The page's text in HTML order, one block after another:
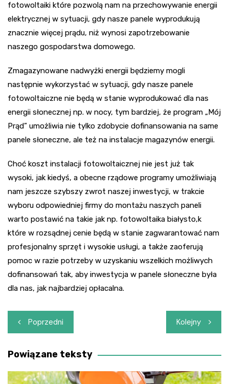
fotowoltaiki które pozwolą nam na przechowywanie energii
elektrycznej w sytuacji, gdy nasze panele wyprodukują
znacznie więcej prądu, niż wynosi zapotrzebowanie
naszego gospodarstwa domowego.
Zmagazynowane nadwyżki energii będziemy mogli
następnie wykorzystać w sytuacji, gdy nasze panele
fotowoltaiczne nie będą w stanie wyprodukować dla nas
energii słonecznej np. w nocy, tym bardziej, że program „Mój
Prąd” umożliwia nie tylko zdobycie dofinansowania na same
panele słoneczne, ale też na instalacje magazynów energii.
Choć koszt instalacji fotowoltaicznej nie jest już tak
wysoki, jak kiedyś, a obecne rządowe programy umożliwiają
nam jeszcze szybszy zwrot naszej inwestycji, w trakcie
wyboru odpowiedniej firmy do montażu naszych paneli
warto postawić na takie jak np. fotowoltaika białysto,k
które w rozsądnej cenie będą w stanie zagwarantować nam
profesjonalny sprzęt i wysokie usługi, a także zaoferują
pomoc w razie potrzeby w uzyskaniu wszelkich możliwych
dofinansowań tak, aby inwestycja w panele słoneczne była
dla nas, jak najbardziej opłacalna.
Nawigacja
wpisu
Poprzedni Kolejny
Powiązane teksty